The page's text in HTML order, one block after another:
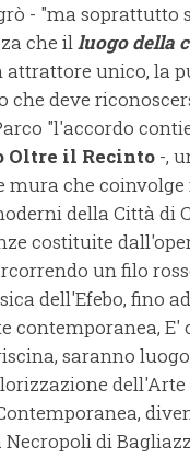
- "ma soprattutto
che illuogo della
attrattore unico, la
deve
"l'accordo
Oltre il Recinto -,
mura che
della Città di
costituite
un filo
dell'Efebo, fino
contemporanea, E'
saranno
dell'Arte
di